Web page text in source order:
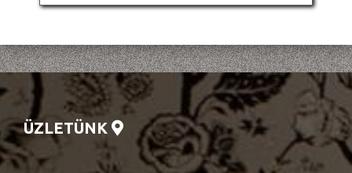
ÜZLETÜNK